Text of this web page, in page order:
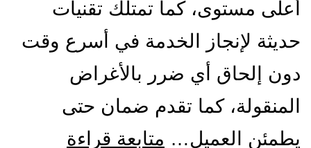
أعلى مستوى، كما تمتلك تقنيات
حديثة لإنجاز الخدمة في أسرع وقت
دون إلحاق أي ضرر بالأغراض
المنقولة، كما تقدم ضمان حتى
يطمئن العميل… متابعة قراءة